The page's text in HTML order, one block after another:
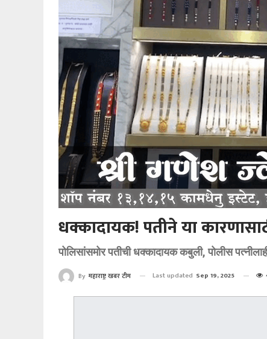
धक्कादायक! पतीने या
पोलिसांसमोर पतीची धक्कादायक कबुली, पोलीस
By महाराष्ट्र खबर टीम Last updated Sep 19, 2025